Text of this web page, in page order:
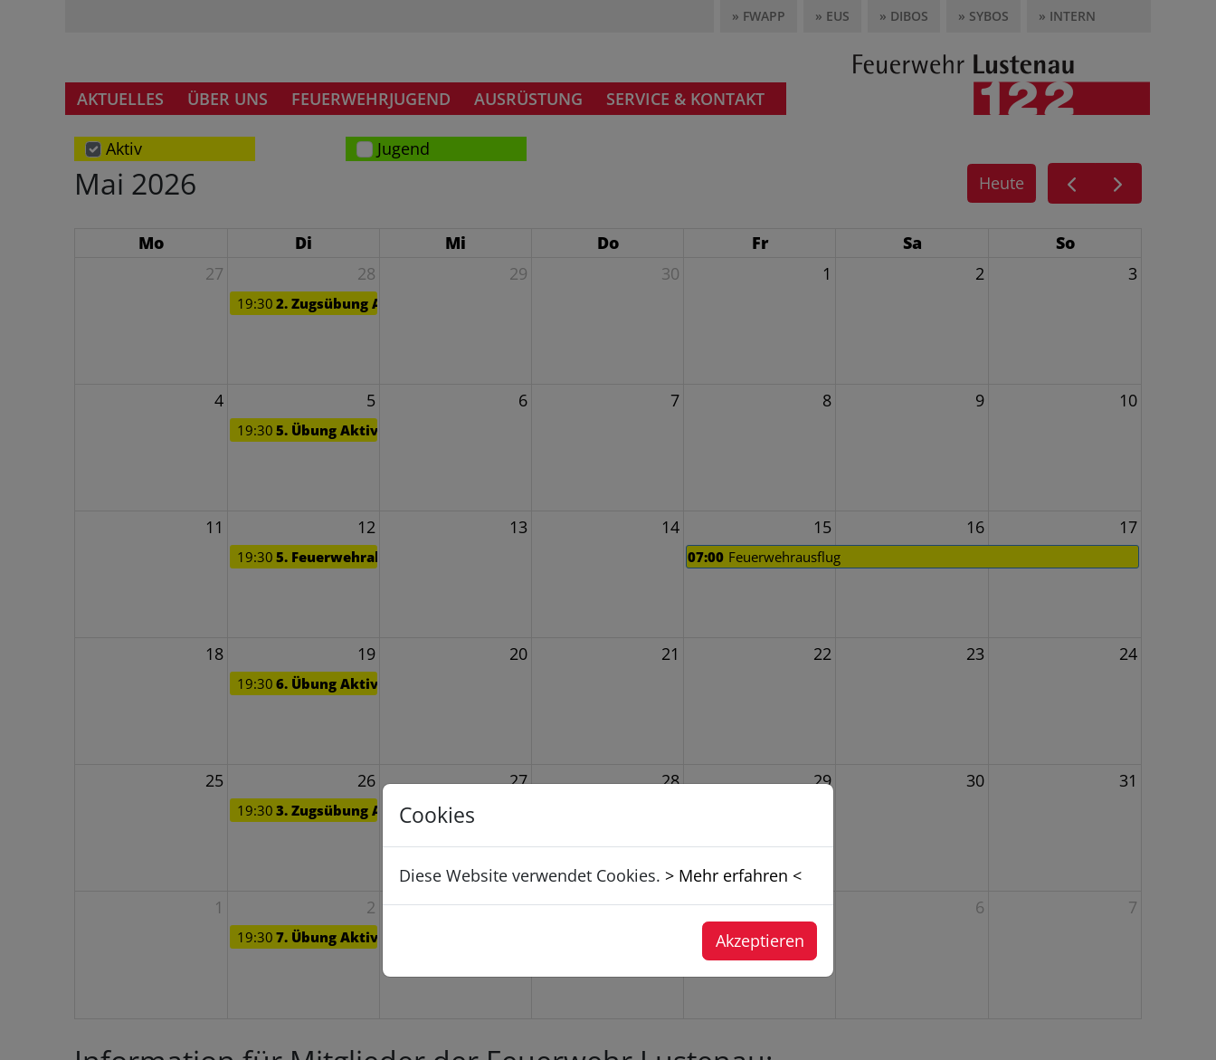
Cookies
Diese Website verwendet Cookies. > Mehr erfahren <
Akzeptieren
» FWAPP » EUS » DIBOS » SYBOS » INTERN
AKTUELLES ÜBER UNS FEUERWEHRJUGEND AUSRÜSTUNG SERVICE & KONTAKT
Aktiv Jugend
Mai 2026 Heute
Mo Di Mi Do Fr Sa
So
27
28
19:30 2. Zugsübung Aktiv *
29 30 1 2 3
4 5
19:30 5. Übung Aktiv *
6 7 8 9 10
11 12
19:30 5. Feuerwehrabend
13 14 15
07:00 Feuerwehrausflug
16 17
18 19
19:30 6. Übung Aktiv *
20 21 22 23 24
25 26
19:30 3. Zugsübung Aktiv *
27 28 29 30 31
1 2
19:30 7. Übung Aktiv *
3 4 5 6 7